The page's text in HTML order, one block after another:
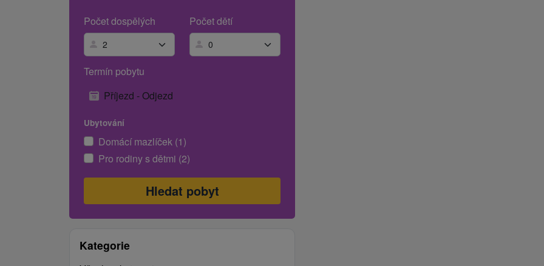
Počet dospělých
Počet dětí
Termín pobytu
Příjezd - Odjezd
Ubytování
Domácí mazlíček (1)
Pro rodiny s dětmi (2)
Kategorie